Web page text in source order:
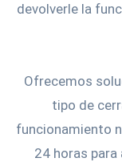
devolverle la
Ofrecemos
tipo de
funcionamiento
24 horas